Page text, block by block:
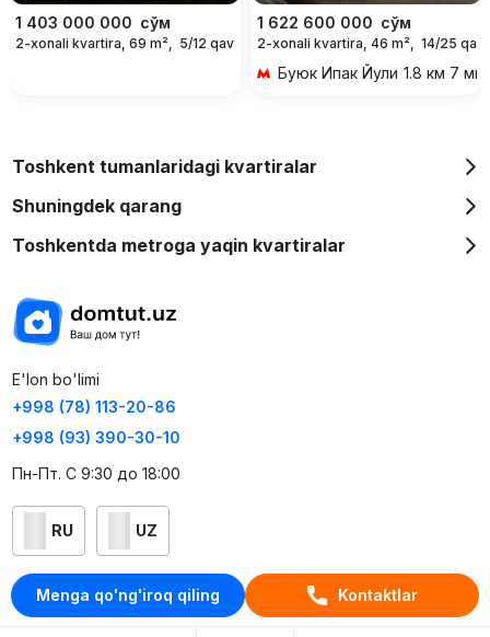
Menga qo'ng'iroq qiling Kontaktlar
1 403 000 000 сўм
2-xonali kvartira, 69 m², 5/12 qavat
1 622 600 000 сўм
2-xonali kvartira, 46 m², 14/25
Буюк Ипак Йули 1.8 км 7
Toshkent tumanlaridagi kvartiralar
Shuningdek qarang
Toshkentda metroga yaqin kvartiralar
E'lon bo'limi
+998 (78) 113-20-86
+998 (93) 390-30-10
Пн-Пт. С 9:30 до 18:00
RU UZ
Kontaktlar